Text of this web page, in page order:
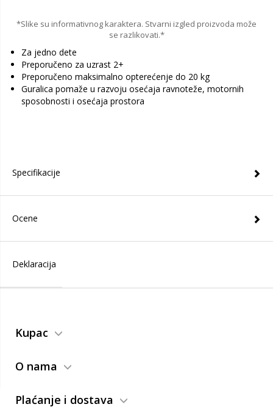
*Slike su informativnog karaktera. Stvarni izgled proizvoda može
se razlikovati.*
Za jedno dete
Preporučeno za uzrast 2+
Preporučeno maksimalno opterećenje do 20 kg
Guralica pomaže u razvoju osećaja ravnoteže, motornih
sposobnosti i osećaja prostora
Specifikacije
Ocene
Deklaracija
Kupac
O nama
Plaćanje i dostava